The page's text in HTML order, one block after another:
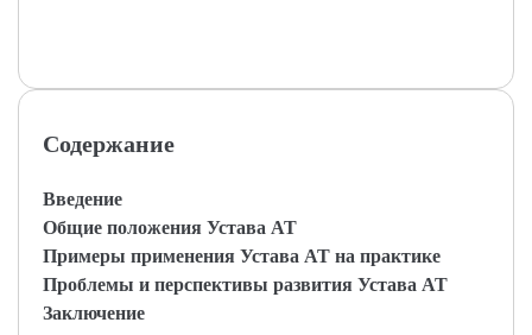
Содержание
Введение
Общие положения Устава АТ
Примеры применения Устава АТ на практике
Проблемы и перспективы развития Устава АТ
Заключение